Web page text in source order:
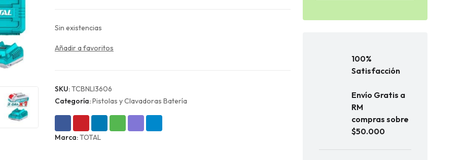
Sin existencias
Añadir a favoritos
SKU:TCBNLI3606
Categoría:Pistolas y Clavadoras Batería
Marca:TOTAL
100%
Satisfacción
Envío Gratis a
RM
compras sobre
$50.000